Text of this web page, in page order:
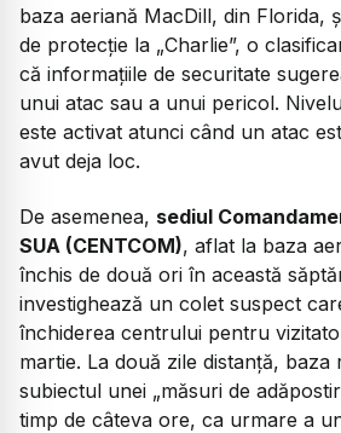
baza aeriană MacDill, din Florida,
de protecție la „Charlie”, o
că informațiile de securitate
unui atac sau a unui pericol.
este activat atunci când un atac
avut deja loc.
De asemenea, sediul
SUA (CENTCOM), aflat la baza
închis de două ori în această
investighează un colet suspect
închiderea centrului pentru
martie. La două zile distanță, baza
subiectul unei „măsuri de
timp de câteva ore, ca urmare a